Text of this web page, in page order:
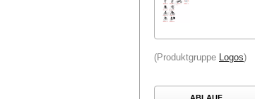
(Produktgruppe Logos)